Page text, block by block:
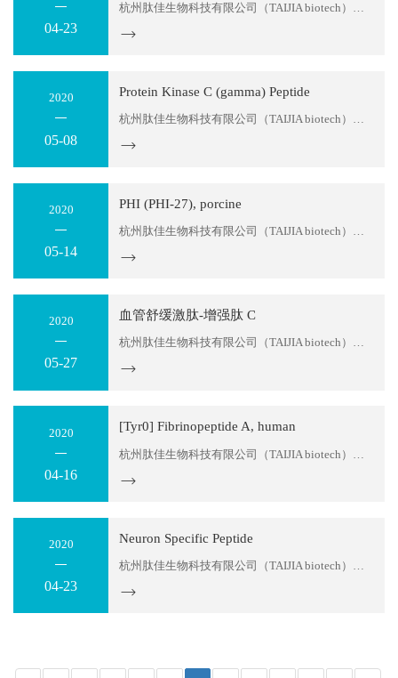
04-23
杭州肽佳生物科技有限公司（TAIJIA biotech）位于杭州滨江区天和高科园区。公司主要科研人员拥有十多年的多肽产品研发经验，可以为您提供多肽序列设计服务及各种特殊修饰肽生产。目前，我们可以提供：糖肽、同位素标记肽、大环螯合肽、MAPS复合抗原肽，应用于各类科学研究；各种荧光标记多肽，应用...
2020
05-08
Protein Kinase C (gamma) Peptide
杭州肽佳生物科技有限公司（TAIJIA biotech）位于杭州滨江区天和高科园区。公司主要科研人员拥有十多年的多肽产品研发经验，可以为您提供多肽序列设计服务及各种特殊修饰肽生产。目前，我们可以提供：糖肽、同位素标记肽、大环螯合肽、MAPS复合抗原肽，应用于各类科学研究；各种荧光标记多肽，应用...
2020
05-14
PHI (PHI-27), porcine
2020
05-27
血管舒缓激肽-增强肽 C
杭州肽佳生物科技有限公司（TAIJIA biotech）位于杭州滨江区天和高科园区。公司主要科研人员拥有十多年的多肽产品研发经验，可以为您提供多肽序列设计服务及各种特殊修饰肽生产。目前，我们可以提供：糖肽、同位素标记肽、大环螯合肽、MAPS复合抗原肽，应用于各类科学研究；各种荧光标记多肽，应用...
2020
04-16
[Tyr0] Fibrinopeptide A, human
2020
04-23
Neuron Specific Peptide
杭州肽佳生物科技有限公司（TAIJIA biotech）位于杭州滨江区天和高科园区。公司主要科研人员拥有十多年的多肽产品研发经验，可以为您提供多肽序列设计服务及各种特殊修饰肽生产。目前，我们可以提供：糖肽、同位素标记肽、大环螯合肽、MAPS复合抗原肽，应用于各类科学研究；各种荧光标记多肽，应用...